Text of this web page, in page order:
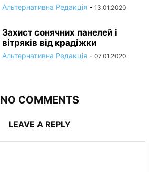
Альтернативна Редакція - 13.01.2020
Захист сонячних панелей і
вітряків від крадіжки
Альтернативна Редакція - 07.01.2020
NO COMMENTS
LEAVE A REPLY